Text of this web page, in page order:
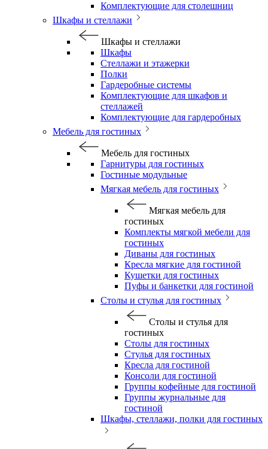
Комплектующие для столешниц
Шкафы и стеллажи
Шкафы и стеллажи
Шкафы
Стеллажи и этажерки
Полки
Гардеробные системы
Комплектующие для шкафов и
стеллажей
Комплектующие для гардеробных
Мебель для гостиных
Мебель для гостиных
Гарнитуры для гостиных
Гостиные модульные
Мягкая мебель для гостиных
Мягкая мебель для
гостиных
Комплекты мягкой мебели для
гостиных
Диваны для гостиных
Кресла мягкие для гостиной
Кушетки для гостиных
Пуфы и банкетки для гостиной
Столы и стулья для гостиных
Столы и стулья для
гостиных
Столы для гостиных
Стулья для гостиных
Кресла для гостиной
Консоли для гостиной
Группы кофейные для гостиной
Группы журнальные для
гостиной
Шкафы, стеллажи, полки для гостиных